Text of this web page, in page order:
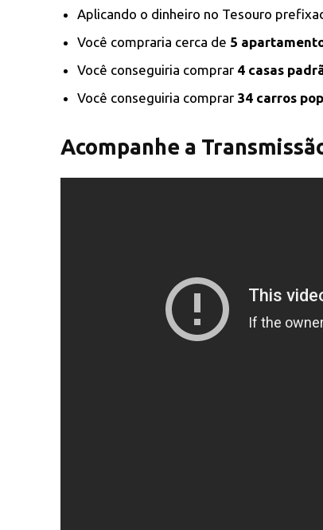
Aplicando o dinheiro no Tesouro
Você compraria cerca de 5
Você conseguiria comprar 4 casas
Você conseguiria comprar 34 carros
Acompanhe a